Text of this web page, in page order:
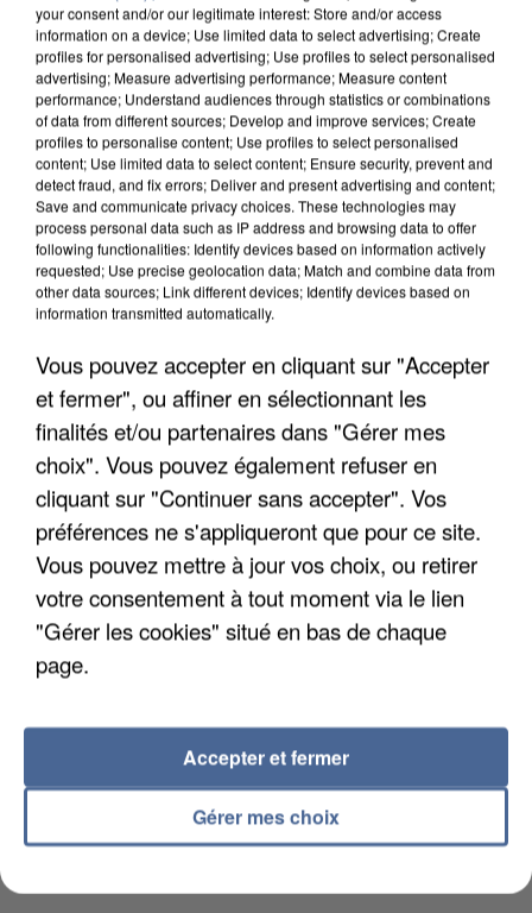
UN SECOND CADRE DE LA DZ MAFIA
UNE TOURISTE DE L’OISE EMPORTÉE PAR UNE
COULÉE DE BOUE EN HAUTE-SAVOIE
your consent and/or our legitimate interest: Store and/or access
information on a device; Use limited data to select advertising; Create
profiles for personalised advertising; Use profiles to select personalised
advertising; Measure advertising performance; Measure content
performance; Understand audiences through statistics or combinations
of data from different sources; Develop and improve services; Create
profiles to personalise content; Use profiles to select personalised
content; Use limited data to select content; Ensure security, prevent and
detect fraud, and fix errors; Deliver and present advertising and content;
Save and communicate privacy choices. These technologies may
process personal data such as IP address and browsing data to offer
following functionalities: Identify devices based on information actively
requested; Use precise geolocation data; Match and combine data from
other data sources; Link different devices; Identify devices based on
information transmitted automatically.
Vous pouvez accepter en cliquant sur "Accepter
et fermer", ou affiner en sélectionnant les
finalités et/ou partenaires dans "Gérer mes
choix". Vous pouvez également refuser en
cliquant sur "Continuer sans accepter". Vos
préférences ne s'appliqueront que pour ce site.
Vous pouvez mettre à jour vos choix, ou retirer
votre consentement à tout moment via le lien
"Gérer les cookies" situé en bas de chaque
page.
Gérer mes choix
Accepter et fermer